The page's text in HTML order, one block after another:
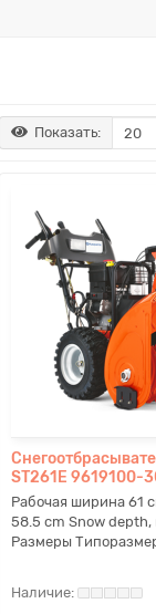
Показать:
ST261E 9619100-
Рабочая ширина 61
58.5 cm Snow depth,
Размеры